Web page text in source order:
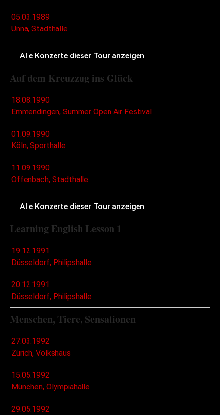
05.03.1989
Unna, Stadthalle
Alle Konzerte dieser Tour anzeigen
Auf dem Kreuzzug ins Glück
18.08.1990
Emmendingen, Summer Open Air Festival
01.09.1990
Köln, Sporthalle
11.09.1990
Offenbach, Stadthalle
Alle Konzerte dieser Tour anzeigen
Learning English Lesson 1
19.12.1991
Düsseldorf, Philipshalle
20.12.1991
Düsseldorf, Philipshalle
Menschen, Tiere, Sensationen
27.03.1992
Zürich, Volkshaus
15.05.1992
München, Olympiahalle
29.05.1992